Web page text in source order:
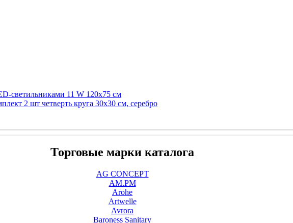
светильниками 11 W 120x75 см
2 шт четверть круга 30х30 см, серебро
Торговые марки каталога
AG CONCEPT
AM.PM
Arohe
Artwelle
Avrora
Baroness Sanitary